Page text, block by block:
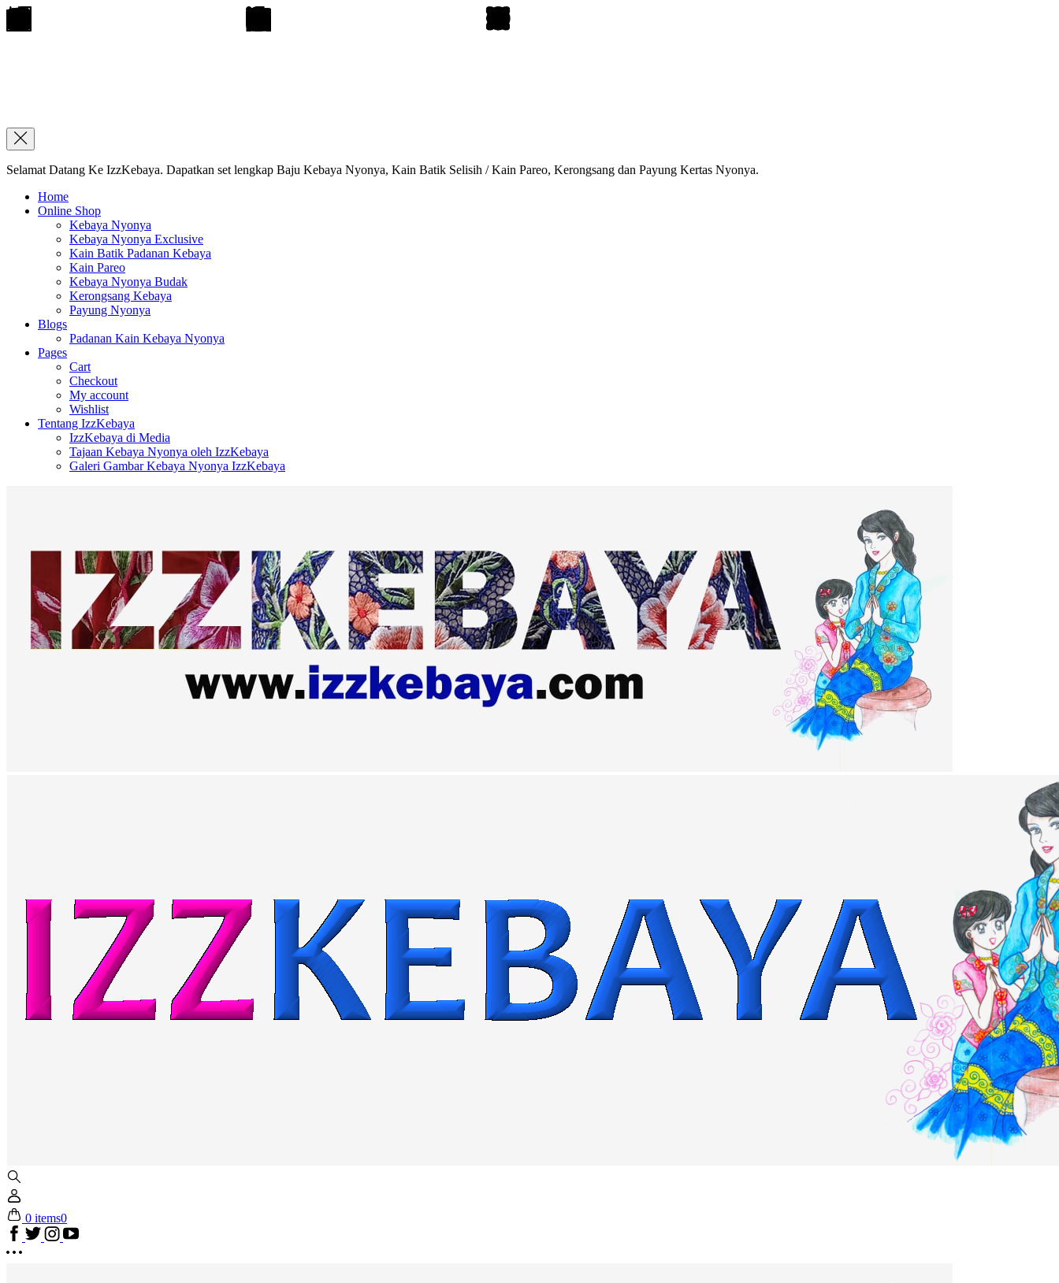
Selamat Datang Ke IzzKebaya. Dapatkan set lengkap Baju Kebaya Nyonya, Kain Batik Selisih / Kain Pareo, Kerongsang dan Payung Kertas Nyonya.
Home
Online Shop
Kebaya Nyonya
Kebaya Nyonya Exclusive
Kain Batik Padanan Kebaya
Kain Pareo
Kebaya Nyonya Budak
Kerongsang Kebaya
Payung Nyonya
Blogs
Padanan Kain Kebaya Nyonya
Pages
Cart
Checkout
My account
Wishlist
Tentang IzzKebaya
IzzKebaya di Media
Tajaan Kebaya Nyonya oleh IzzKebaya
Galeri Gambar Kebaya Nyonya IzzKebaya
0 items0